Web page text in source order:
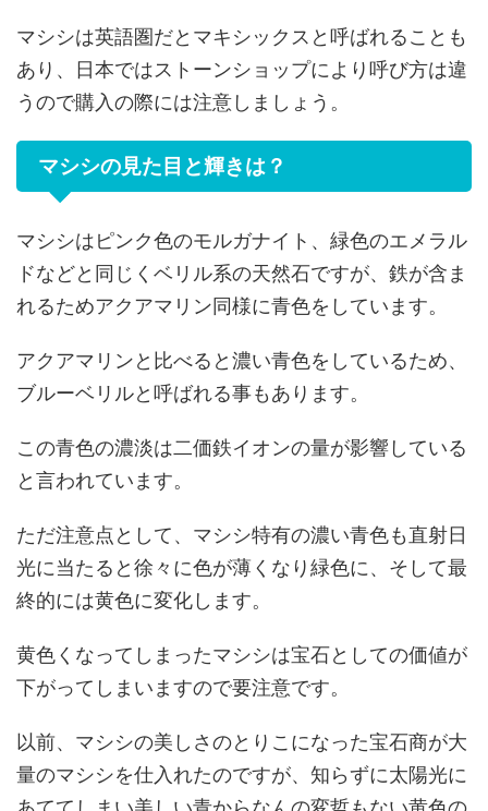
マシシは英語圏だとマキシックスと呼ばれることも
あり、日本ではストーンショップにより呼び方は違
うので購入の際には注意しましょう。
マシシの見た目と輝きは？
マシシはピンク色のモルガナイト、緑色のエメラル
ドなどと同じくベリル系の天然石ですが、鉄が含ま
れるためアクアマリン同様に青色をしています。
アクアマリンと比べると濃い青色をしているため、
ブルーベリルと呼ばれる事もあります。
この青色の濃淡は二価鉄イオンの量が影響している
と言われています。
ただ注意点として、マシシ特有の濃い青色も直射日
光に当たると徐々に色が薄くなり緑色に、そして最
終的には黄色に変化します。
黄色くなってしまったマシシは宝石としての価値が
下がってしまいますので要注意です。
以前、マシシの美しさのとりこになった宝石商が大
量のマシシを仕入れたのですが、知らずに太陽光に